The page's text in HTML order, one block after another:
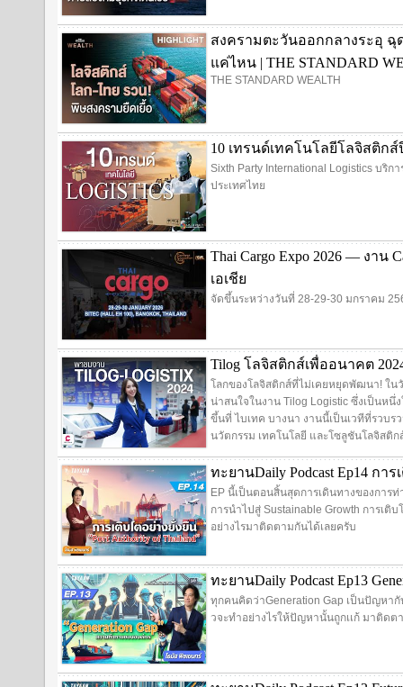
สงครามตะวันออกกลางระอุ ฉุ
แค่ไหน | THE STANDARD
THE STANDARD WEALTH
10 เทรนด์เทคโนโลยีโลจิสติกส์ปี
Sixth Party International Logistics บริก
ประเทศไทย
Thai Cargo Expo 2026 — งาน
เอเชีย
จัดขึ้นระหว่างวันที่ 28-29-30 มกราคม
Tilog โลจิสติกส์เพื่ออนาคต 2024
โลกของโลจิสติกส์ที่ไม่เคยหยุดพัฒนา! ใ
น่าสนใจในงาน Tilog Logistic ซึ่งเป็นห
ขึ้นที่ ไบเทค บางนา งานนี้เป็นเวทีที่รวบ
นวัตกรรม เทคโนโลยี และโซลูชันโลจิสติ
ทะยานDaily Podcast Ep14 กา
EP นี้เป็นตอนสิ้นสุดการเดินทางของการท่
การนำไปสู่ Sustainable Growth การเติบ
อย่างไรมาติดตามกันได้เลยครับ
ทะยานDaily Podcast Ep13
ทุกคนคิดว่าGeneration Gap เป็นปัญหา
วจะทำอย่างไรให้ปัญหานั้นถูกเเก้ มาติด